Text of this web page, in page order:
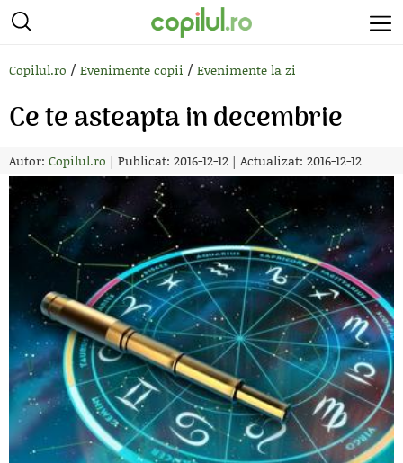
Copilul.ro / Evenimente copii / Evenimente la zi
Ce te asteapta in decembrie
Autor: Copilul.ro | Publicat: 2016-12-12 | Actualizat: 2016-12-12